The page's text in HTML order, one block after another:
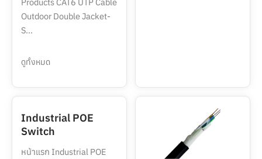
Outdoor Double Jacket-
S...
ดูทั้งหมด
Industrial POE
Switch
หน้าแรก Industrial POE